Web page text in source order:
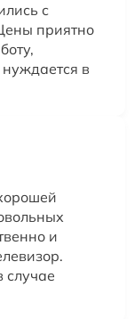
с
приятно
нуждается в
и
случае